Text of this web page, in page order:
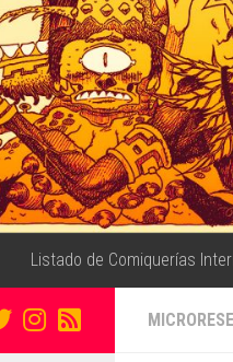
Listado de Comiquerías